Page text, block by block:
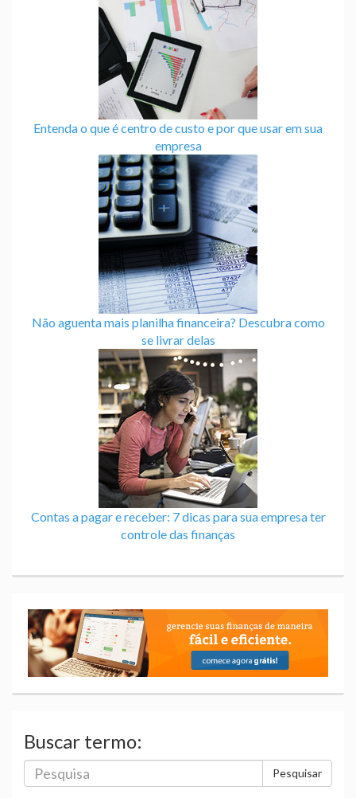
Entenda o que é centro de custo e por que usar em sua
empresa
Não aguenta mais planilha financeira? Descubra como
se livrar delas
Contas a pagar e receber: 7 dicas para sua empresa ter
controle das finanças
Buscar termo:
Pesquisar